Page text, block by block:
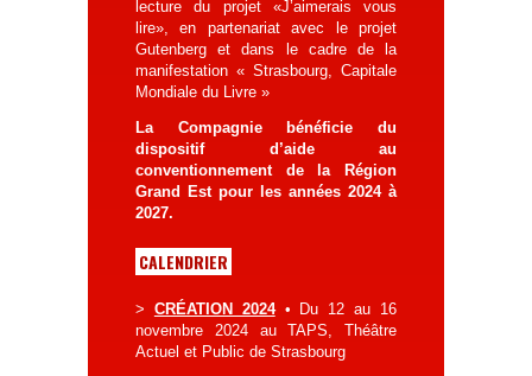
lecture du projet «J’aimerais vous
lire», en partenariat avec le projet
Gutenberg et dans le cadre de la
manifestation « Strasbourg, Capitale
Mondiale du Livre »
La Compagnie bénéficie du
dispositif d’aide au
conventionnement de la Région
Grand Est pour les années 2024 à
2027.
CALENDRIER
> CRÉATION 2024• Du 12 au 16
novembre 2024 au TAPS, Théâtre
Actuel et Public de Strasbourg